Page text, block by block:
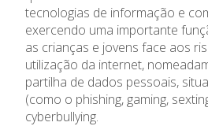
APEE
tecnologias de informação e
exercendo uma importante
as crianças e jovens face aos
utilização da internet,
partilha de dados pessoais,
(como o phishing, gaming,
cyberbullying.